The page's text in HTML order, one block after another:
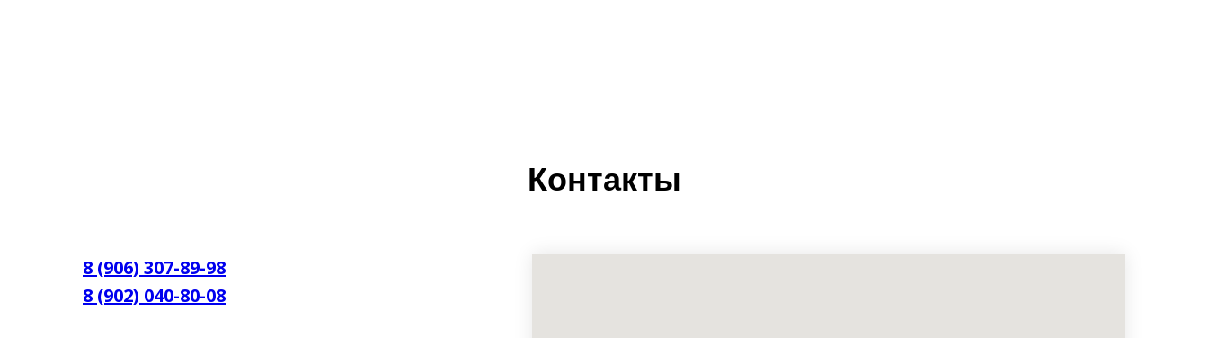
Контакты
8 (906) 307-89-98
8 (902) 040-80-08